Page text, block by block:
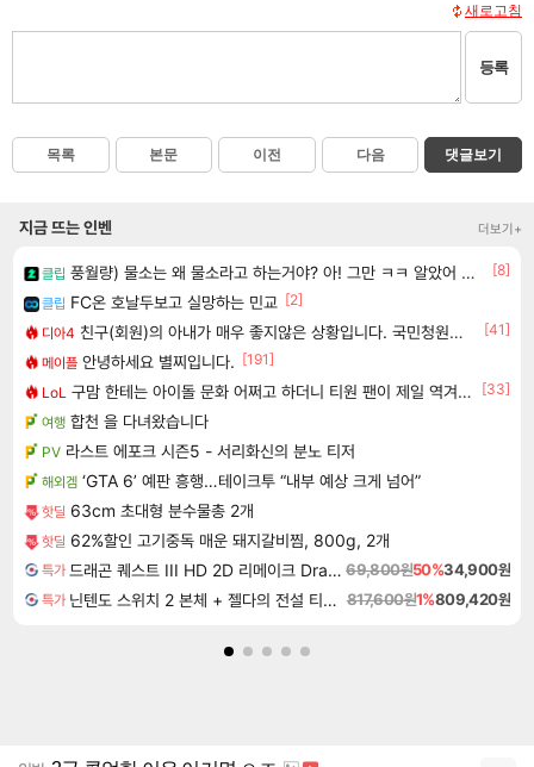
새로고침
등록
목록 본문 이전 다음 댓글보기
지금 뜨는 인벤 더보기+
클립 풍월량) 물소는 왜 물소라고 하는거야? 아! 그만 ㅋㅋ 알았어 ㅋㅋ
[8]
클립 FC온 호날두보고 실망하는 민교 [2]
디아4 친구(회원)의 아내가 매우 좋지않은 상황입니다. 국민청원동의를 부탁드립니다.(췌장암 신약)
[41]
메이플 안녕하세요 별찌입니다. [191]
LoL 구맘 한테는 아이돌 문화 어쩌고 하더니 티원 팬이 제일 역겨움 그냥
[33]
여행 합천 을 다녀왔습니다
PV 라스트 에포크 시즌5 - 서리화신의 분노 티저
해외겜 ‘GTA 6’ 예판 흥행…테이크투 “내부 예상 크게 넘어”
핫딜 63cm 초대형 분수물총 2개
핫딜 62%할인 고기중독 매운 돼지갈비찜, 800g, 2개
특가 드래곤 퀘스트 III HD 2D 리메이크 Dragon Quest III HD 2D Remake 69,800원50%34,900원
특가 닌텐도 스위치 2 본체 + 젤다의 전설 티어스 오브 더 킹덤 닌텐도 스위치 2 에디션 + 젤다의 전설 브레스 오브 더 와일드 닌텐도 스위치 2 에디션 번들 817,600원1%809,420원